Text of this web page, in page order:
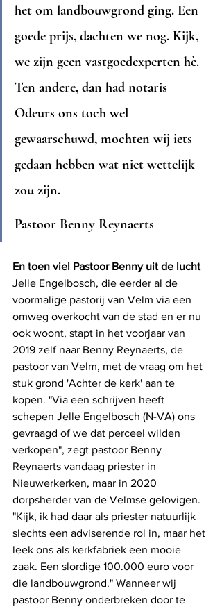
het om landbouwgrond ging. Een
goede prijs, dachten we nog. Kijk,
we zijn geen vastgoedexperten hè.
Ten andere, dan had notaris
Odeurs ons toch wel
gewaarschuwd, mochten wij iets
gedaan hebben wat niet wettelijk
zou zijn.
Pastoor Benny Reynaerts
En toen viel Pastoor Benny uit de lucht
Jelle Engelbosch, die eerder al de
voormalige pastorij van Velm via een
omweg overkocht van de stad en er nu
ook woont, stapt in het voorjaar van
2019 zelf naar Benny Reynaerts, de
pastoor van Velm, met de vraag om het
stuk grond 'Achter de kerk' aan te
kopen. "Via een schrijven heeft
schepen Jelle Engelbosch (N-VA) ons
gevraagd of we dat perceel wilden
verkopen", zegt pastoor Benny
Reynaerts vandaag priester in
Nieuwerkerken, maar in 2020
dorpsherder van de Velmse gelovigen.
"Kijk, ik had daar als priester natuurlijk
slechts een adviserende rol in, maar het
leek ons als kerkfabriek een mooie
zaak. Een slordige 100.000 euro voor
die landbouwgrond." Wanneer wij
pastoor Benny onderbreken door te